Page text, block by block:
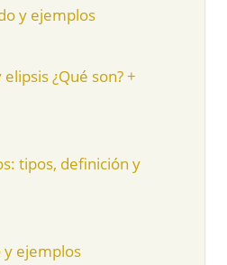
y ejemplos
¿Qué son? +
tipos, definición y
y ejemplos